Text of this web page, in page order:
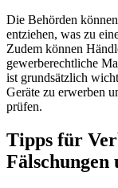
Die Behörden
entziehen, was zu
Zudem können
gewerberechtliche
ist grundsätzlich
Geräte zu erwerben
prüfen.
Tipps für
Fälschungen